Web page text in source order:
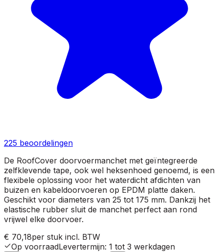
225 beoordelingen
De RoofCover doorvoermanchet met geïntegreerde
zelfklevende tape, ook wel heksenhoed genoemd, is een
flexibele oplossing voor het waterdicht afdichten van
buizen en kabeldoorvoeren op EPDM platte daken.
Geschikt voor diameters van 25 tot 175 mm. Dankzij het
elastische rubber sluit de manchet perfect aan rond
vrijwel elke doorvoer.
€ 70,18per stuk incl. BTW
Op voorraadLevertermijn: 1 tot 3 werkdagen